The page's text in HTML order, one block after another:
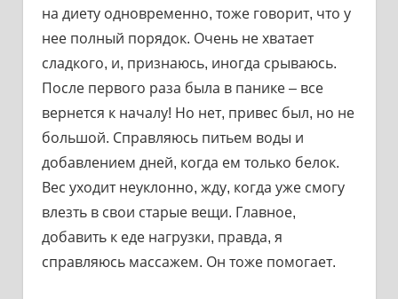
на диету одновременно, тоже говорит, что у
нее полный порядок. Очень не хватает
сладкого, и, признаюсь, иногда срываюсь.
После первого раза была в панике – все
вернется к началу! Но нет, привес был, но не
большой. Справляюсь питьем воды и
добавлением дней, когда ем только белок.
Вес уходит неуклонно, жду, когда уже смогу
влезть в свои старые вещи. Главное,
добавить к еде нагрузки, правда, я
справляюсь массажем. Он тоже помогает.